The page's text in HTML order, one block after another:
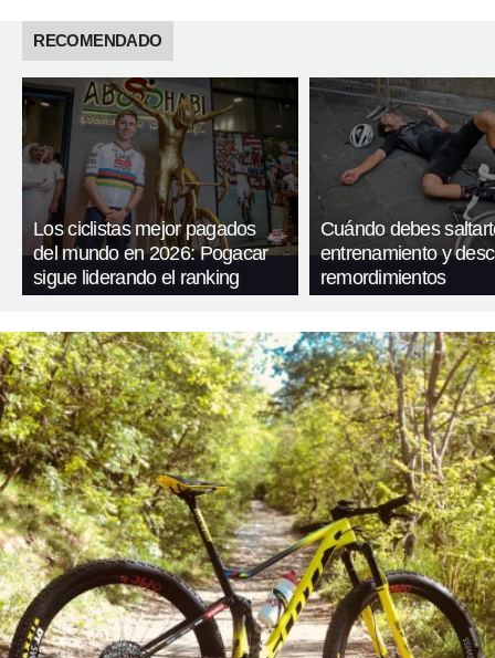
RECOMENDADO
Los ciclistas mejor pagados
del mundo en 2026: Pogacar
sigue liderando el ranking
Cuándo debes
entrenamiento y
remordimientos